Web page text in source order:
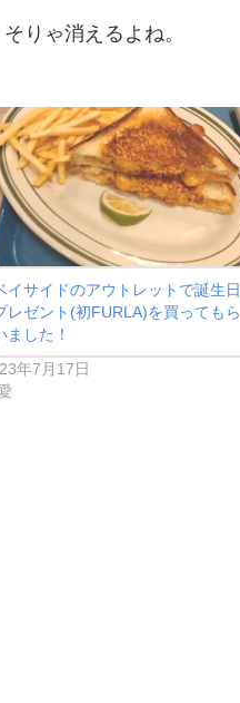
りゃ消えるよね。
イサイドのアウトレットで誕生日
レゼント(初FURLA)を買ってもら
ました！
年7月17日